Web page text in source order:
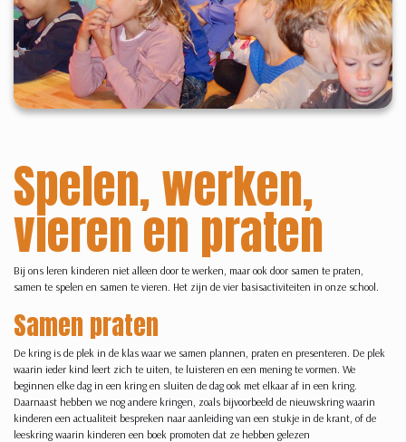
Spelen, werken,
vieren en praten
Bij ons leren kinderen niet alleen door te werken, maar ook door samen te praten,
samen te spelen en samen te vieren. Het zijn de vier basisactiviteiten in onze school.
Samen praten
De kring is de plek in de klas waar we samen plannen, praten en presenteren. De plek
waarin ieder kind leert zich te uiten, te luisteren en een mening te vormen. We
beginnen elke dag in een kring en sluiten de dag ook met elkaar af in een kring.
Daarnaast hebben we nog andere kringen, zoals bijvoorbeeld de nieuwskring waarin
kinderen een actualiteit bespreken naar aanleiding van een stukje in de krant, of de
leeskring waarin kinderen een boek promoten dat ze hebben gelezen